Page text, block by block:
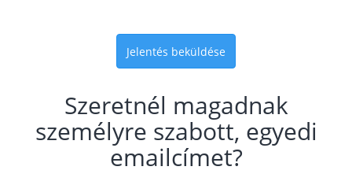
Jelentés beküldése
Szeretnél magadnak
személyre szabott, egyedi
emailcímet?